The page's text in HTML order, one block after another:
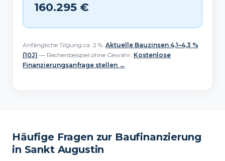
160.295 €
Anfängliche Tilgung ca. 2 %. Aktuelle Bauzinsen 4,1–4,3 %
(10J) — Rechenbeispiel ohne Gewähr. Kostenlose
Finanzierungsanfrage stellen →
Häufige Fragen zur Baufinanzierung
in Sankt Augustin